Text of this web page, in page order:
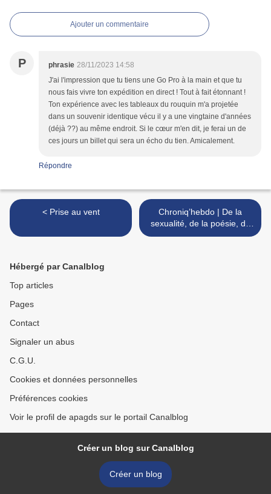
Ajouter un commentaire
P phrasie 28/11/2023 14:58
J'ai l'impression que tu tiens une Go Pro à la main et que tu
nous fais vivre ton expédition en direct ! Tout à fait étonnant !
Ton expérience avec les tableaux du rouquin m'a projetée
dans un souvenir identique vécu il y a une vingtaine d'années
(déjà ??) au même endroit. Si le cœur m'en dit, je ferai un de
ces jours un billet qui sera un écho du tien. Amicalement.
Répondre
< Prise au vent
Chroniq’hebdo | De la
sexualité, de la poésie, de
la musique et de Paris >
Hébergé par Canalblog
Top articles
Pages
Contact
Signaler un abus
C.G.U.
Cookies et données personnelles
Préférences cookies
Voir le profil de apagds sur le portail Canalblog
Créer un blog sur Canalblog
Créer un blog